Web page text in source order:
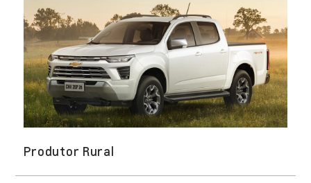
Produtor Rural